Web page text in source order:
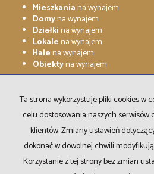
Mieszkaniana wynajem
Domyna wynajem
Działkina wynajem
Lokalena wynajem
Halena wynajem
Obiektyna wynajem
Domyna sprzedaż
na sprzedaż
Lokalena sprzedaż
Halena sprzedaż
Obiektyna sprzedaż
Ta strona wykorzystuje pliki cookies w
celu dostosowania naszych
klientów. Zmiany ustawień
dokonać w dowolnej chwili
Korzystanie z tej strony bez zmian